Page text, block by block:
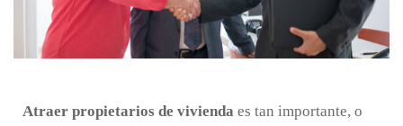
Atraer propietarios de vivienda es tan importante, o